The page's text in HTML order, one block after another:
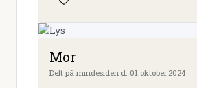
Mor
Delt på mindesiden d. 01.oktober.2024